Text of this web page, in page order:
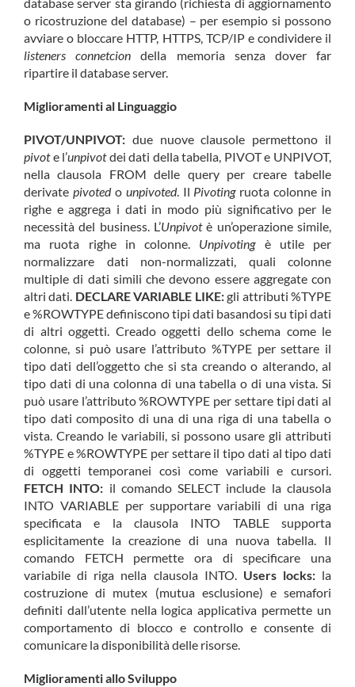
o ricostruzione del database) – per esempio si possono
avviare o bloccare HTTP, HTTPS, TCP/IP e condividere il
listeners connetciondella memoria senza dover far
ripartire il database server.
Miglioramenti al Linguaggio
PIVOT/UNPIVOT: due nuove clausole permettono il
pivote l’unpivotdei dati della tabella, PIVOT e UNPIVOT,
nella clausola FROM delle query per creare tabelle
derivate pivotedo unpivoted. Il Pivotingruota colonne in
righe e aggrega i dati in modo più significativo per le
necessità del business. L’Unpivotè un’operazione simile,
ma ruota righe in colonne. Unpivotingè utile per
normalizzare dati non-normalizzati, quali colonne
multiple di dati simili che devono essere aggregate con
altri dati. DECLARE VARIABLE LIKE:gli attributi %TYPE
e %ROWTYPE definiscono tipi dati basandosi su tipi dati
di altri oggetti. Creado oggetti dello schema come le
colonne, si può usare l’attributo %TYPE per settare il
tipo dati dell’oggetto che si sta creando o alterando, al
tipo dati di una colonna di una tabella o di una vista. Si
può usare l’attributo %ROWTYPE per settare tipi dati al
tipo dati composito di una di una riga di una tabella o
vista. Creando le variabili, si possono usare gli attributi
%TYPE e %ROWTYPE per settare il tipo dati al tipo dati
di oggetti temporanei così come variabili e cursori.
FETCH INTO: il comando SELECT include la clausola
INTO VARIABLE per supportare variabili di una riga
specificata e la clausola INTO TABLE supporta
esplicitamente la creazione di una nuova tabella. Il
comando FETCH permette ora di specificare una
variabile di riga nella clausola INTO.Users locks: la
costruzione di mutex (mutua esclusione) e semafori
definiti dall’utente nella logica applicativa permette un
comportamento di blocco e controllo e consente di
comunicare la disponibilità delle risorse.
Miglioramenti allo Sviluppo